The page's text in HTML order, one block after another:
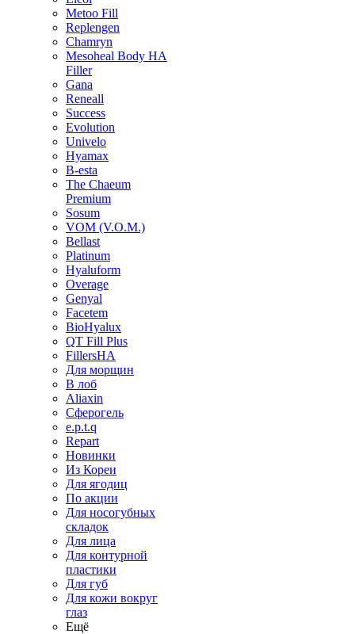
Metoo Fill
Replengen
Chamryn
Mesoheal Body HA
Filler
Gana
Reneall
Success
Evolution
Univelo
Hyamax
B-esta
The Chaeum
Premium
Sosum
VOM (V.O.M.)
Bellast
Platinum
Hyaluform
Overage
Genyal
Facetem
BioHyalux
QT Fill Plus
FillersHA
Для морщин
В лоб
Aliaxin
Сферогель
e.p.t.q
Repart
Новинки
Из Кореи
Для ягодиц
По акции
Для носогубных
складок
Для лица
Для контурной
пластики
Для губ
Для кожи вокруг
глаз
Ещё